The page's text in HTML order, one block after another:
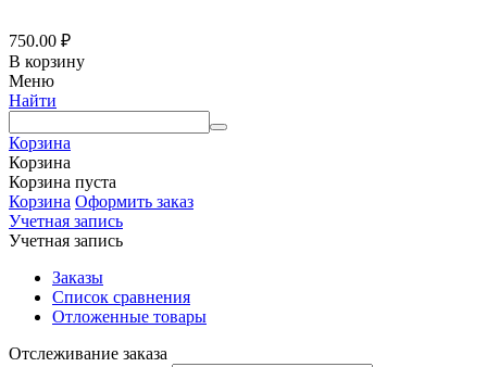
750.00 ₽
В корзину
Меню
Найти
Корзина
Корзина
Корзина пуста
Корзина Оформить заказ
Учетная запись
Учетная запись
Заказы
Список сравнения
Отложенные товары
Отслеживание заказа